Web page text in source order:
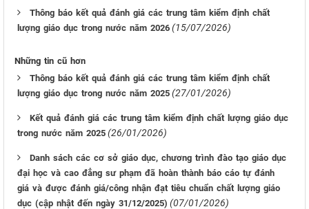
Thông báo kết quả đánh giá các trung tâm kiểm định chất
lượng giáo dục trong nước năm 2026 (15/07/2026)
Những tin cũ hơn
Thông báo kết quả đánh giá các trung tâm kiểm định chất
lượng giáo dục trong nước năm 2025 (27/01/2026)
Kết quả đánh giá các trung tâm kiểm định chất lượng giáo dục
trong nước năm 2025 (26/01/2026)
Danh sách các cơ sở giáo dục, chương trình đào tạo giáo dục
đại học và cao đẳng sư phạm đã hoàn thành báo cáo tự đánh
giá và được đánh giá/công nhận đạt tiêu chuẩn chất lượng giáo
dục (cập nhật đến ngày 31/12/2025) (07/01/2026)